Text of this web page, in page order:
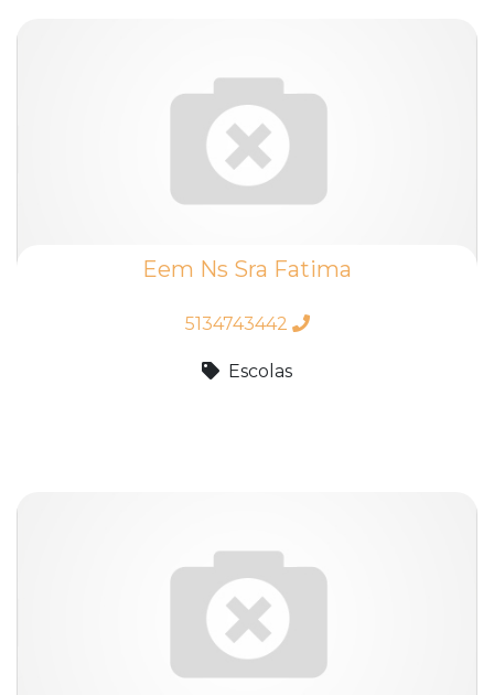
Eem Ns Sra Fatima
5134743442
Escolas